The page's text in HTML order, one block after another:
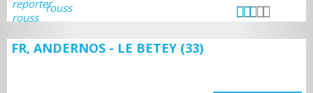
rouss
FR, ANDERNOS - LE BETEY (33)